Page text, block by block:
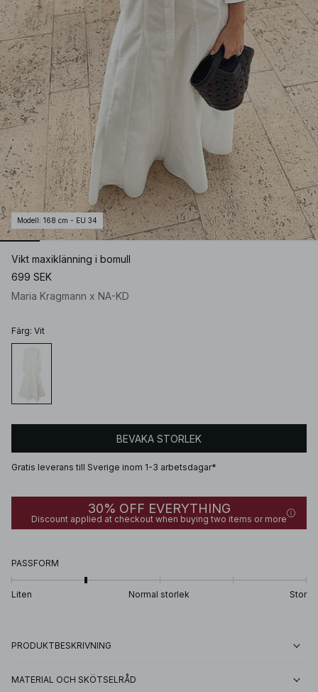
Modell : 168 cm - EU 34
Vikt maxiklänning i bomull
699 SEK
Maria Kragmann x NA-KD
Färg: Vit
BEVAKA STORLEK
Gratis leverans till Sverige inom 1-3 arbetsdagar*
30% OFF EVERYTHING
Discount applied at checkout when buying two items or more
PASSFORM
Liten Normal storlek Stor
PRODUKTBESKRIVNING
MATERIAL OCH SKÖTSELRÅD